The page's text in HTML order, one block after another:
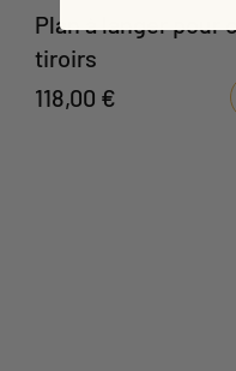
Plan à langer pour
tiroirs
118,00 €